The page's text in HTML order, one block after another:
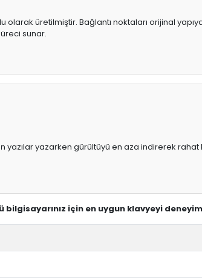
olarak üretilmiştir. Bağlantı noktaları orijinal
sunar.
yazılar yazarken gürültüyü en aza indirerek rahat
bilgisayarınız için en uygun klavyeyi